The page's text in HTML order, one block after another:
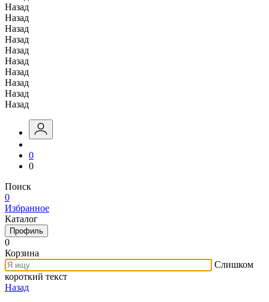
Назад
Назад
Назад
Назад
Назад
Назад
Назад
Назад
Назад
Назад
0
0
Поиск
0
Избранное
Каталог
Профиль
0
Корзина
Слишком
короткий текст
Назад